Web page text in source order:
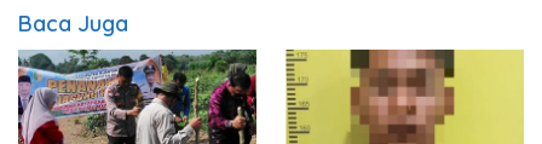
Baca Juga